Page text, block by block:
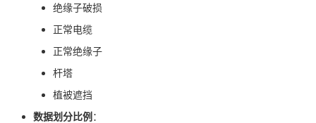
绝缘子破损
正常电缆
正常绝缘子
杆塔
植被遮挡
数据划分比例 ：